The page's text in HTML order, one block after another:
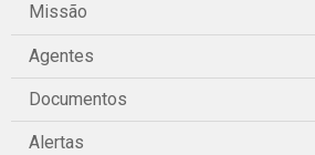
Missão
Agentes
Documentos
Alertas